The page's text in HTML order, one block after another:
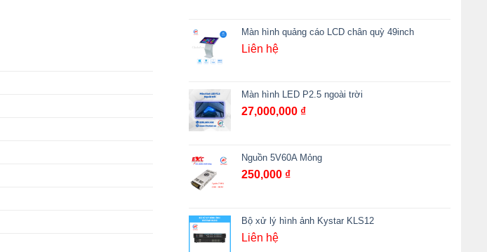
Màn hình quảng cáo LCD chân quỳ 49inch
Liên hệ
Màn hình LED P2.5 ngoài trời
27,000,000 ₫
Nguồn 5V60A Mỏng
250,000 ₫
Bộ xử lý hình ảnh Kystar KLS12
Liên hệ